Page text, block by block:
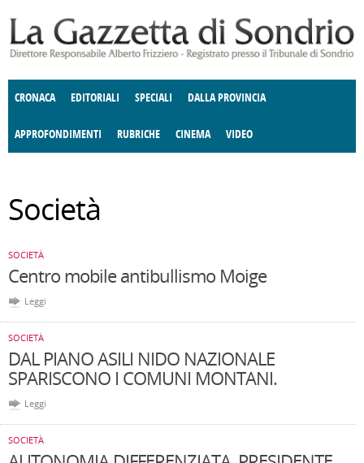
CRONACA EDITORIALI SPECIALI DALLA PROVINCIA
APPROFONDIMENTI
CULTURA E SPETTACOLI
RUBRICHE
DELLE IDEE FATTI DELLO SPIRITO
CINEMA VIDEO
Società
SOCIETÀ
Centro mobile antibullismo Moige
Leggi
SOCIETÀ
DAL PIANO ASILI NIDO NAZIONALE
SPARISCONO I COMUNI MONTANI.
Leggi
SOCIETÀ